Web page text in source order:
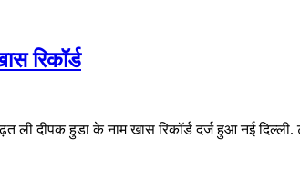
रिकॉर्ड
दीपक हुडा के नाम खास रिकॉर्ड दर्ज हुआ नई